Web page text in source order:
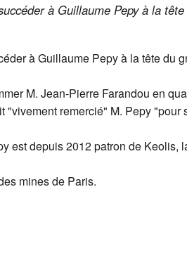
à Guillaume Pepy à la
à Guillaume Pepy à la tête du
M. Jean-Pierre Farandou en
remercié" M. Pepy "pour
est depuis 2012 patron de Keolis,
mines de Paris.